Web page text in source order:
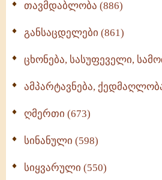
თავმდაბლობა (886)
განსაცდელები (861)
ცხონება, სასუფეველი,
ამპარტავნება,
ღმერთი (673)
სინანული (598)
სიყვარული (550)